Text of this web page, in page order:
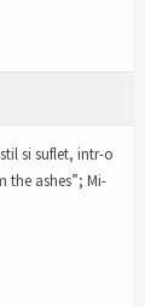
si suflet, intr-o
the ashes”; Mi-